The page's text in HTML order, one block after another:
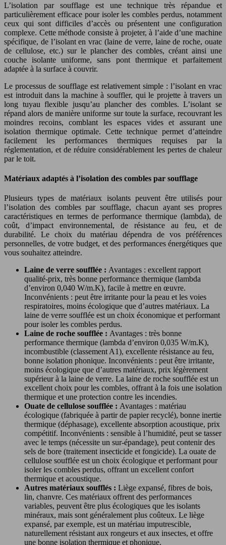
L’isolation par soufflage est une technique très répandue et
particulièrement efficace pour isoler les combles perdus, notamment
ceux qui sont difficiles d’accès ou présentent une configuration
complexe. Cette méthode consiste à projeter, à l’aide d’une machine
spécifique, de l’isolant en vrac (laine de verre, laine de roche, ouate
de cellulose, etc.) sur le plancher des combles, créant ainsi une
couche isolante uniforme, sans pont thermique et parfaitement
adaptée à la surface à couvrir.
Le processus de soufflage est relativement simple : l’isolant en vrac
est introduit dans la machine à souffler, qui le projette à travers un
long tuyau flexible jusqu’au plancher des combles. L’isolant se
répand alors de manière uniforme sur toute la surface, recouvrant les
moindres recoins, comblant les espaces vides et assurant une
isolation thermique optimale. Cette technique permet d’atteindre
facilement les performances thermiques requises par la
réglementation, et de réduire considérablement les pertes de chaleur
par le toit.
Matériaux adaptés à l’isolation des combles par soufflage
Plusieurs types de matériaux isolants peuvent être utilisés pour
l’isolation des combles par soufflage, chacun ayant ses propres
caractéristiques en termes de performance thermique (lambda), de
coût, d’impact environnemental, de résistance au feu, et de
durabilité. Le choix du matériau dépendra de vos préférences
personnelles, de votre budget, et des performances énergétiques que
vous souhaitez atteindre.
Laine de verre soufflée : Avantages : excellent rapport
qualité-prix, très bonne performance thermique (lambda
d’environ 0,040 W/m.K), facile à mettre en œuvre.
Inconvénients : peut être irritante pour la peau et les voies
respiratoires, moins écologique que d’autres matériaux. La
laine de verre soufflée est un choix économique et performant
pour isoler les combles perdus.
Laine de roche soufflée : Avantages : très bonne
performance thermique (lambda d’environ 0,035 W/m.K),
incombustible (classement A1), excellente résistance au feu,
bonne isolation phonique. Inconvénients : peut être irritante,
moins écologique que d’autres matériaux, prix légèrement
supérieur à la laine de verre. La laine de roche soufflée est un
excellent choix pour les combles, offrant à la fois une isolation
thermique et une protection contre les incendies.
Ouate de cellulose soufflée : Avantages : matériau
écologique (fabriquée à partir de papier recyclé), bonne inertie
thermique (déphasage), excellente absorption acoustique, prix
compétitif. Inconvénients : sensible à l’humidité, peut se tasser
avec le temps (nécessite un sur-épandage), peut contenir des
sels de bore (traitement insecticide et fongicide). La ouate de
cellulose soufflée est un choix écologique et performant pour
isoler les combles perdus, offrant un excellent confort
thermique et acoustique.
Autres matériaux soufflés : Liège expansé, fibres de bois,
lin, chanvre. Ces matériaux offrent des performances
variables, peuvent être plus écologiques que les isolants
minéraux, mais sont généralement plus coûteux. Le liège
expansé, par exemple, est un matériau imputrescible,
naturellement résistant aux rongeurs et aux insectes, et offre
une bonne isolation thermique et phonique.